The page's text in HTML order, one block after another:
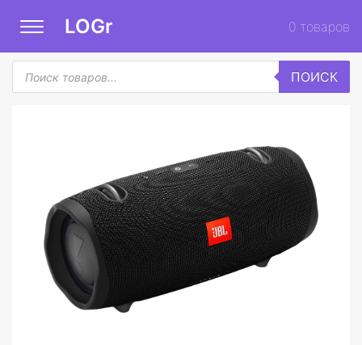
LOGr 0 товаров
Поиск
товаров
ПОИСК